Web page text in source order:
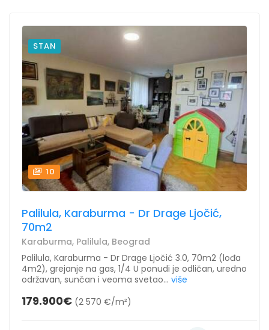
STAN
10
Palilula, Karaburma - Dr Drage Ljočić,
70m2
Karaburma, Palilula, Beograd
Palilula, Karaburma - Dr Drage Ljočić 3.0, 70m2 (lođa
4m2), grejanje na gas, 1/4 U ponudi je odličan, uredno
održavan, sunčan i veoma svetao... više
179.900€ (2 570 €/m²)